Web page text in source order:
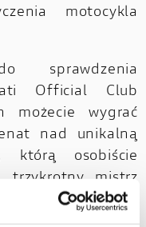
motocykla
sprawdzenia
Official Club
wygrać
nad unikalną
którą osobiście
trzykrotny mistrz
Finał
26 stycznia.